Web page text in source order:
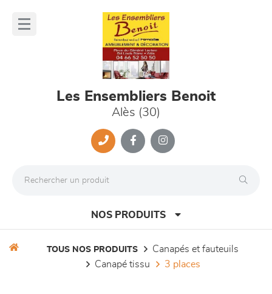
Les Ensembliers Benoit
Alès (30)
NOS PRODUITS
TOUS NOS PRODUITS
canapés et fauteuils
canapé tissu
3 places